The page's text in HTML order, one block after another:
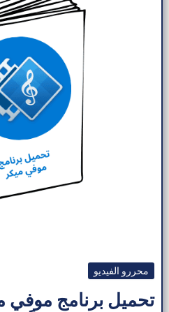
محررو الفيديو